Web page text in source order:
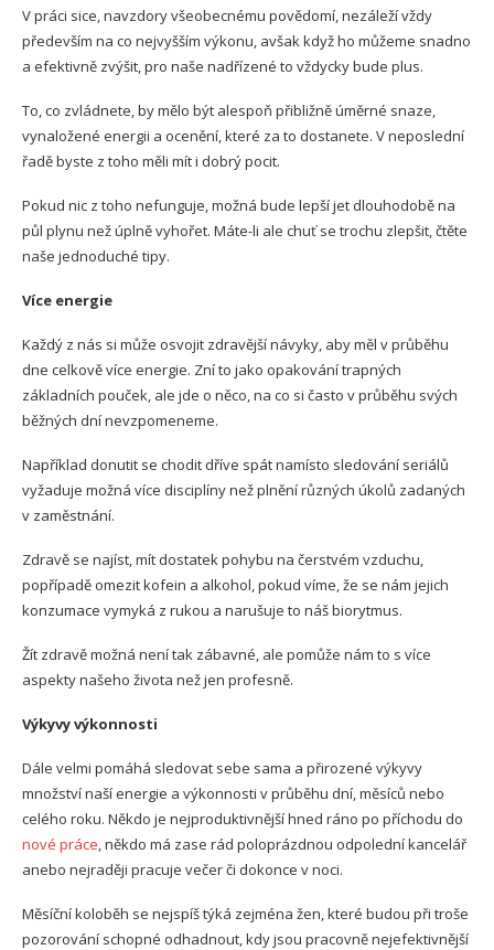
V práci sice, navzdory všeobecnému povědomí, nezáleží vždy
především na co nejvyšším výkonu, avšak když ho můžeme snadno
a efektivně zvýšit, pro naše nadřízené to vždycky bude plus.
To, co zvládnete, by mělo být alespoň přibližně úměrné snaze,
vynaložené energii a ocenění, které za to dostanete. V neposlední
řadě byste z toho měli mít i dobrý pocit.
Pokud nic z toho nefunguje, možná bude lepší jet dlouhodobě na
půl plynu než úplně vyhořet. Máte-li ale chuť se trochu zlepšit, čtěte
naše jednoduché tipy.
Více energie
Každý z nás si může osvojit zdravější návyky, aby měl v průběhu
dne celkově více energie. Zní to jako opakování trapných
základních pouček, ale jde o něco, na co si často v průběhu svých
běžných dní nevzpomeneme.
Například donutit se chodit dříve spát namísto sledování seriálů
vyžaduje možná více disciplíny než plnění různých úkolů zadaných
v zaměstnání.
Zdravě se najíst, mít dostatek pohybu na čerstvém vzduchu,
popřípadě omezit kofein a alkohol, pokud víme, že se nám jejich
konzumace vymyká z rukou a narušuje to náš biorytmus.
Žít zdravě možná není tak zábavné, ale pomůže nám to s více
aspekty našeho života než jen profesně.
Výkyvy výkonnosti
Dále velmi pomáhá sledovat sebe sama a přirozené výkyvy
množství naší energie a výkonnosti v průběhu dní, měsíců nebo
celého roku. Někdo je nejproduktivnější hned ráno po příchodu do
nové práce, někdo má zase rád poloprázdnou odpolední kancelář
anebo nejraději pracuje večer či dokonce v noci.
Měsíční koloběh se nejspíš týká zejména žen, které budou při troše
pozorování schopné odhadnout, kdy jsou pracovně nejefektivnější